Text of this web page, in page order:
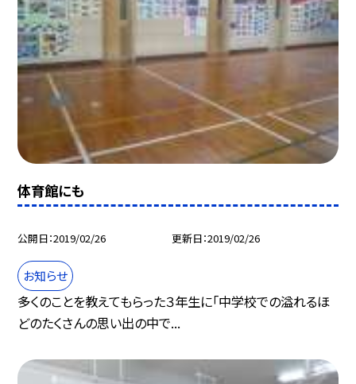
体育館にも
公開日 2019/02/26 更新日 2019/02/26
お知らせ
多くのことを教えてもらった３年生に「中学校での溢れるほ
どのたくさんの思い出の中で...